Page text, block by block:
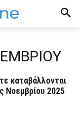
καταβάλλονται
Νοεμβρίου 2025